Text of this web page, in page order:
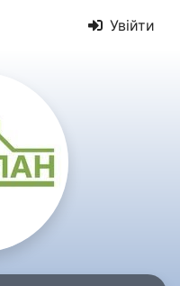
Увійти